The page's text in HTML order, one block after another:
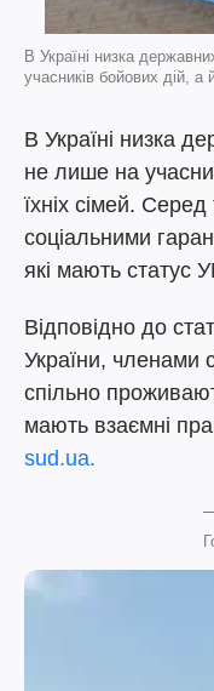
В Україні низка
учасників бойових дій, а
В Україні низка
не лише на
їхніх сімей.
соціальними
які мають статус
Відповідно до
України, членами
спільно
мають взаємні
sud.ua.